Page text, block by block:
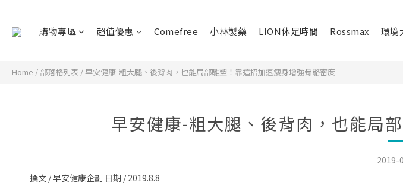
購物專區 超值優惠 Comefree 小林製藥 LION休足時間 Rossmax 環境
Home / 部落格列表 /早安健康-粗大腿、後背肉，也能局部雕塑！靠這招加速瘦身增強骨骼密度
早安健康-粗大腿、後背肉，也能局
2019-
撰文 / 早安健康企劃 日期 / 2019.8.8